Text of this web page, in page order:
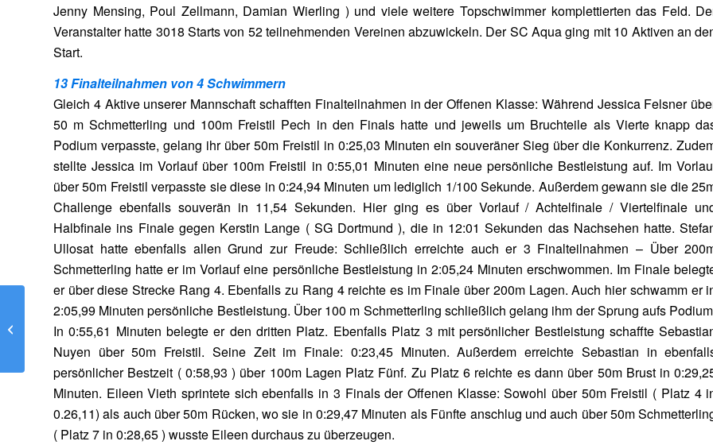
Jenny Mensing, Poul Zellmann, Damian Wierling ) und viele weitere Topschwimmer komplettierten das Feld.
Veranstalter hatte 3018 Starts von 52 teilnehmenden Vereinen abzuwickeln. Der SC Aqua ging mit 10 Aktiven an
Start.
13 Finalteilnahmen von 4 Schwimmern
Gleich 4 Aktive unserer Mannschaft schafften Finalteilnahmen in der Offenen Klasse: Während Jessica Felsner
50 m Schmetterling und 100m Freistil Pech in den Finals hatte und jeweils um Bruchteile als Vierte knapp
Podium verpasste, gelang ihr über 50m Freistil in 0:25,03 Minuten ein souveräner Sieg über die Konkurrenz.
stellte Jessica im Vorlauf über 100m Freistil in 0:55,01 Minuten eine neue persönliche Bestleistung auf. Im
über 50m Freistil verpasste sie diese in 0:24,94 Minuten um lediglich 1/100 Sekunde. Außerdem gewann sie die
Challenge ebenfalls souverän in 11,54 Sekunden. Hier ging es über Vorlauf / Achtelfinale / Viertelfinale
Halbfinale ins Finale gegen Kerstin Lange ( SG Dortmund ), die in 12:01 Sekunden das Nachsehen hatte.
Ullosat hatte ebenfalls allen Grund zur Freude: Schließlich erreichte auch er 3 Finalteilnahmen – Über
Schmetterling hatte er im Vorlauf eine persönliche Bestleistung in 2:05,24 Minuten erschwommen. Im Finale
er über diese Strecke Rang 4. Ebenfalls zu Rang 4 reichte es im Finale über 200m Lagen. Auch hier schwamm er
2:05,99 Minuten persönliche Bestleistung. Über 100 m Schmetterling schließlich gelang ihm der Sprung aufs
In 0:55,61 Minuten belegte er den dritten Platz. Ebenfalls Platz 3 mit persönlicher Bestleistung schaffte
Nuyen über 50m Freistil. Seine Zeit im Finale: 0:23,45 Minuten. Außerdem erreichte Sebastian in
persönlicher Bestzeit ( 0:58,93 ) über 100m Lagen Platz Fünf. Zu Platz 6 reichte es dann über 50m Brust in
Minuten. Eileen Vieth sprintete sich ebenfalls in 3 Finals der Offenen Klasse: Sowohl über 50m Freistil ( Platz 4
0.26,11) als auch über 50m Rücken, wo sie in 0:29,47 Minuten als Fünfte anschlug und auch über 50m
( Platz 7 in 0:28,65 ) wusste Eileen durchaus zu überzeugen.
Mit neuem Cheftrainer erfolgreich